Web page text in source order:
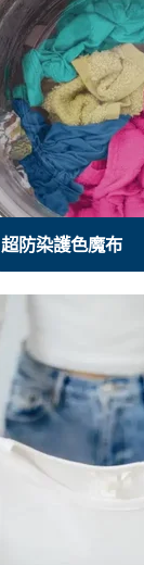
超防染護色魔布